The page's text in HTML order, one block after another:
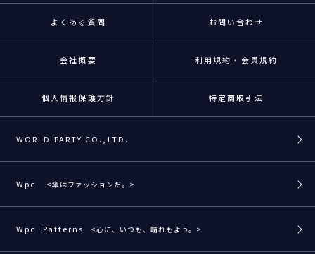
よくある質問 お問い合わせ
会社概要 利用規約・会員規約
個人情報保護方針 特定商取引法
WORLD PARTY CO.,LTD.
Wpc. <傘はファッションだ。>
Wpc. Patterns <心に、いつも、晴れもよう。>